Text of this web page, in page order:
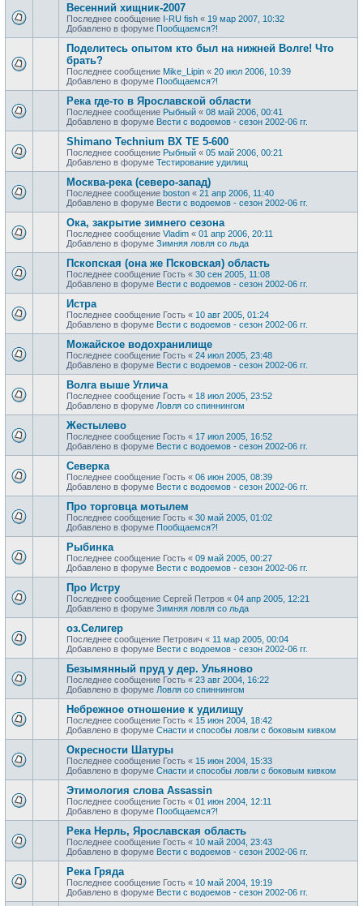
Весенний хищник-2007
Последнее сообщение I-RU fish « 19 мар 2007, 10:32
Добавлено в форуме Пообщаемся?!
Поделитесь опытом кто был на нижней Волге! Что
брать?
Последнее сообщение Mike_Lipin « 20 июл 2006, 10:39
Добавлено в форуме Пообщаемся?!
Река где-то в Ярославской области
Последнее сообщение Рыбный « 08 май 2006, 00:41
Добавлено в форуме Вести с водоемов - сезон 2002-06 гг.
Shimano Technium BX TE 5-600
Последнее сообщение Рыбный « 05 май 2006, 00:21
Добавлено в форуме Тестирование удилищ
Москва-река (северо-запад)
Последнее сообщение boston « 21 апр 2006, 11:40
Добавлено в форуме Вести с водоемов - сезон 2002-06 гг.
Ока, закрытие зимнего сезона
Последнее сообщение Vladim « 01 апр 2006, 20:11
Добавлено в форуме Зимняя ловля со льда
Пскопская (она же Псковская) область
Последнее сообщение Гость « 30 сен 2005, 11:08
Добавлено в форуме Вести с водоемов - сезон 2002-06 гг.
Истра
Последнее сообщение Гость « 10 авг 2005, 01:24
Добавлено в форуме Вести с водоемов - сезон 2002-06 гг.
Можайское водохранилище
Последнее сообщение Гость « 24 июл 2005, 23:48
Добавлено в форуме Вести с водоемов - сезон 2002-06 гг.
Волга выше Углича
Последнее сообщение Гость « 18 июл 2005, 23:52
Добавлено в форуме Ловля со спиннингом
Жестылево
Последнее сообщение Гость « 17 июл 2005, 16:52
Добавлено в форуме Вести с водоемов - сезон 2002-06 гг.
Cеверка
Последнее сообщение Гость « 06 июн 2005, 08:39
Добавлено в форуме Вести с водоемов - сезон 2002-06 гг.
Про торговца мотылем
Последнее сообщение Гость « 30 май 2005, 01:02
Добавлено в форуме Пообщаемся?!
Рыбинка
Последнее сообщение Гость « 09 май 2005, 00:27
Добавлено в форуме Вести с водоемов - сезон 2002-06 гг.
Про Истру
Последнее сообщение Сергей Петров « 04 апр 2005, 12:21
Добавлено в форуме Зимняя ловля со льда
оз.Селигер
Последнее сообщение Петрович « 11 мар 2005, 00:04
Добавлено в форуме Вести с водоемов - сезон 2002-06 гг.
Безымянный пруд у дер. Ульяново
Последнее сообщение Гость « 23 авг 2004, 16:22
Добавлено в форуме Ловля со спиннингом
Небрежное отношение к удилищу
Последнее сообщение Гость « 15 июн 2004, 18:42
Добавлено в форуме Снасти и способы ловли с боковым кивком
Окресности Шатуры
Последнее сообщение Гость « 15 июн 2004, 15:33
Добавлено в форуме Снасти и способы ловли с боковым кивком
Этимология слова Assassin
Последнее сообщение Гость « 01 июн 2004, 12:11
Добавлено в форуме Пообщаемся?!
Река Нерль, Ярославская область
Последнее сообщение Гость « 10 май 2004, 23:43
Добавлено в форуме Вести с водоемов - сезон 2002-06 гг.
Река Гряда
Последнее сообщение Гость « 10 май 2004, 19:19
Добавлено в форуме Вести с водоемов - сезон 2002-06 гг.